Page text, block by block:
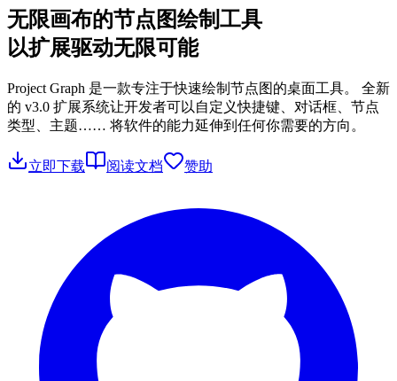
无限画布的节点图绘制工具
以扩展驱动无限可能
Project Graph 是一款专注于快速绘制节点图的桌面工具。 全新
的 v3.0 扩展系统让开发者可以自定义快捷键、对话框、节点
类型、主题…… 将软件的能力延伸到任何你需要的方向。
立即下载 阅读文档 赞助